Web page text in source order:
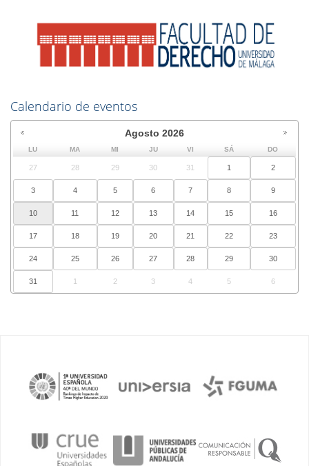
Calendario de eventos
Agosto 2026
LU MA MI JU VI SÁ DO
27 28 29 30 31 1 2
3 4 5 6 7 8 9
10 11 12 13 14 15 16
17 18 19 20 21 22 23
24 25 26 27 28 29 30
31 1 2 3 4 5 6